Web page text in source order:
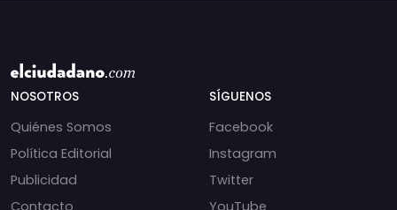
NOSOTROS
Quiénes Somos
Política Editorial
Publicidad
Contacto
SÍGUENOS
Facebook
Instagram
Twitter
YouTube